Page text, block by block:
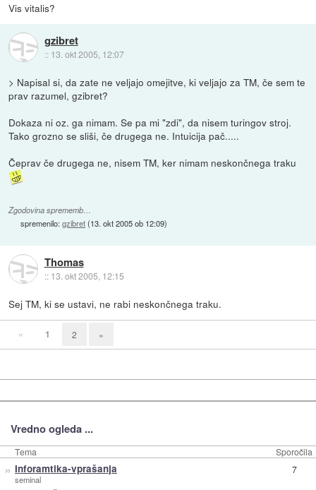
Vis vitalis?
gzibret
:: 13. okt 2005, 12:07
> Napisal si, da zate ne veljajo omejitve, ki veljajo za TM, če sem te
prav razumel, gzibret?
Dokaza ni oz. ga nimam. Se pa mi "zdi", da nisem turingov stroj.
Tako grozno se sliši, če drugega ne. Intuicija pač.....
Čeprav če drugega ne, nisem TM, ker nimam neskončnega traku
Zgodovina sprememb…
spremenilo:gzibret(13. okt 2005 ob 12:09)
Thomas
:: 13. okt 2005, 12:15
Sej TM, ki se ustavi, ne rabi neskončnega traku.
« 1 2 »
Vredno ogleda ...
Tema Sporočila
» Inforamtika-vprašanja
seminal
7